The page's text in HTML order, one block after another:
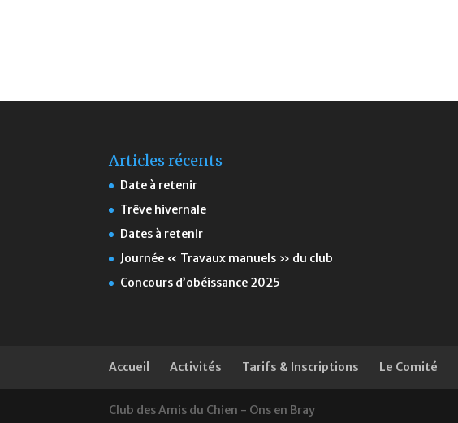
Articles récents
Date à retenir
Trêve hivernale
Dates à retenir
Journée « Travaux manuels » du club
Concours d’obéissance 2025
Accueil Activités Tarifs & Inscriptions Le Comité
Club des Amis du Chien - Ons en Bray